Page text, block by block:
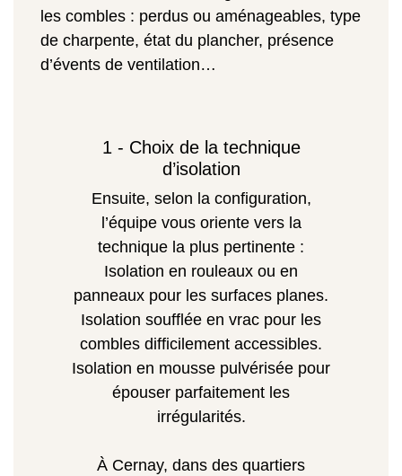
les combles : perdus ou aménageables, type
de charpente, état du plancher, présence
d’évents de ventilation…
1 - Choix de la technique
d’isolation
Ensuite, selon la configuration,
l’équipe vous oriente vers la
technique la plus pertinente :
Isolation en rouleaux ou en
panneaux pour les surfaces planes.
Isolation soufflée en vrac pour les
combles difficilement accessibles.
Isolation en mousse pulvérisée pour
épouser parfaitement les
irrégularités.
À Cernay, dans des quartiers